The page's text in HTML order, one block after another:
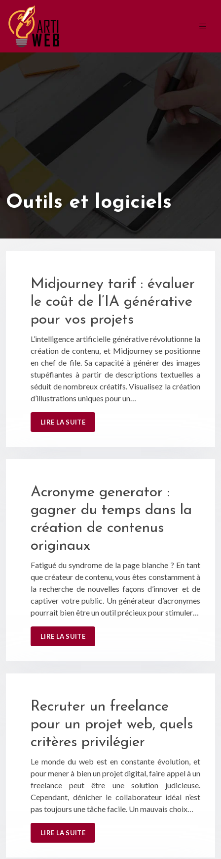
Outils et logiciels
Midjourney tarif : évaluer
le coût de l’IA générative
pour vos projets
L’intelligence artificielle générative révolutionne la
création de contenu, et Midjourney se positionne
en chef de file. Sa capacité à générer des images
stupéfiantes à partir de descriptions textuelles a
séduit de nombreux créatifs. Visualisez la création
d’illustrations uniques pour un…
LIRE LA SUITE
Acronyme generator :
gagner du temps dans la
création de contenus
originaux
Fatigué du syndrome de la page blanche ? En tant
que créateur de contenu, vous êtes constamment à
la recherche de nouvelles façons d’innover et de
captiver votre public. Un générateur d’acronymes
pourrait bien être un outil précieux pour stimuler…
LIRE LA SUITE
Recruter un freelance
pour un projet web, quels
critères privilégier
Le monde du web est en constante évolution, et
pour mener à bien un projet digital, faire appel à un
freelance peut être une solution judicieuse.
Cependant, dénicher le collaborateur idéal n’est
pas toujours une tâche facile. Un mauvais choix…
LIRE LA SUITE